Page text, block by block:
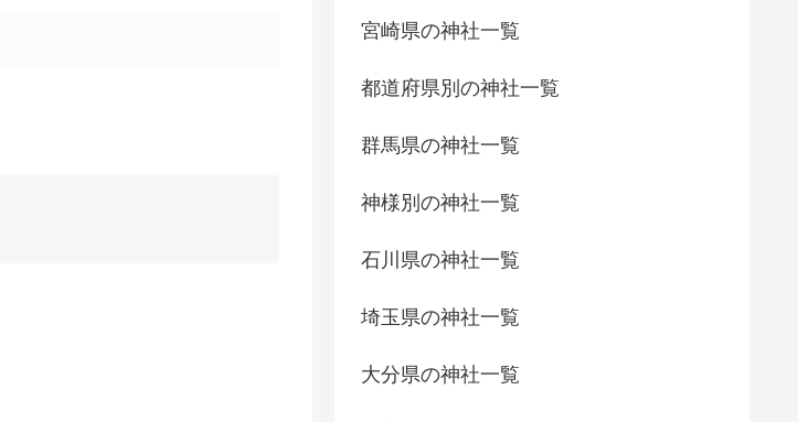
宮崎県の神社一覧
都道府県別の神社一覧
群馬県の神社一覧
神様別の神社一覧
石川県の神社一覧
埼玉県の神社一覧
大分県の神社一覧